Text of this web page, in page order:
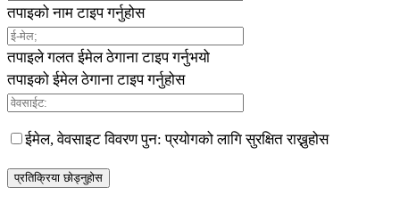
तपाइको नाम टाइप गर्नुहोस
तपाइले गलत ईमेल ठेगाना टाइप गर्नुभयो
तपाइको ईमेल ठेगाना टाइप गर्नुहोस
ईमेल, वेवसाइट विवरण पुन: प्रयोगको लागि सुरक्षित राख्नुहोस